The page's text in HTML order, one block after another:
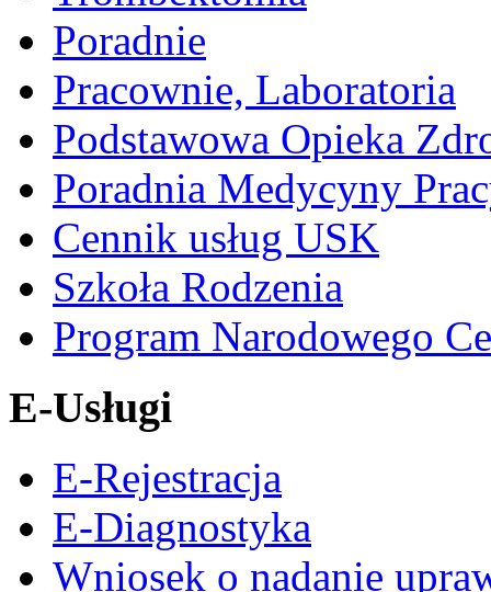
Poradnie
Pracownie, Laboratoria
Podstawowa Opieka
Poradnia Medycyny
Cennik usług USK
Szkoła Rodzenia
Program Narodowego
E-Usługi
E-Rejestracja
E-Diagnostyka
Wniosek o nadanie